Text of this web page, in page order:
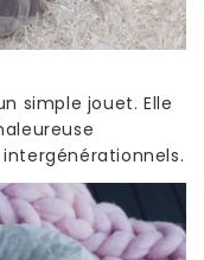
simple jouet. Elle
intergénérationnels.